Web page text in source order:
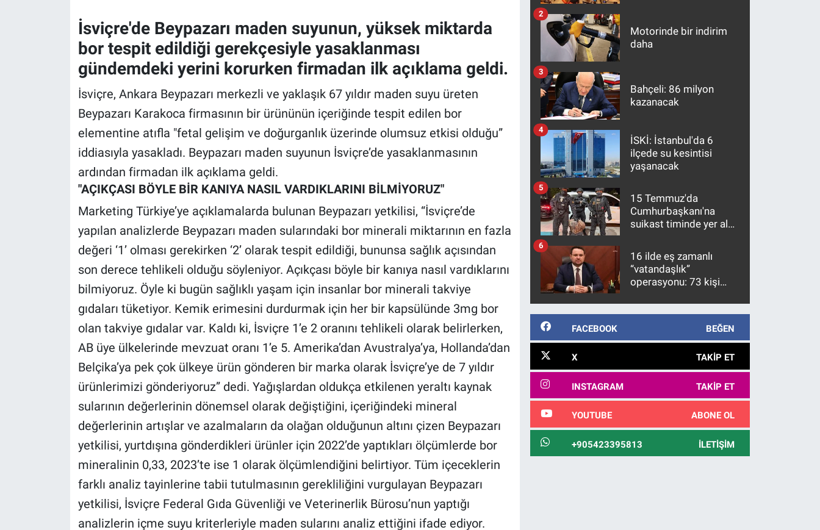
İsviçre'de Beypazarı maden suyunun, yüksek miktarda
bor tespit edildiği gerekçesiyle yasaklanması
gündemdeki yerini korurken firmadan ilk açıklama geldi.
İsviçre, Ankara Beypazarı merkezli ve yaklaşık 67 yıldır maden suyu üreten
Beypazarı Karakoca firmasının bir ürününün içeriğinde tespit edilen bor
elementine atıfla "fetal gelişim ve doğurganlık üzerinde olumsuz etkisi olduğu”
iddiasıyla yasakladı. Beypazarı maden suyunun İsviçre’de yasaklanmasının
ardından firmadan ilk açıklama geldi.
"AÇIKÇASI BÖYLE BİR KANIYA NASIL VARDIKLARINI BİLMİYORUZ"
Marketing Türkiye’ye açıklamalarda bulunan Beypazarı yetkilisi, “İsviçre’de
yapılan analizlerde Beypazarı maden sularındaki bor minerali miktarının en fazla
değeri ‘1’ olması gerekirken ‘2’ olarak tespit edildiği, bununsa sağlık açısından
son derece tehlikeli olduğu söyleniyor. Açıkçası böyle bir kanıya nasıl vardıklarını
bilmiyoruz. Öyle ki bugün sağlıklı yaşam için insanlar bor minerali takviye
gıdaları tüketiyor. Kemik erimesini durdurmak için her bir kapsülünde 3mg bor
olan takviye gıdalar var. Kaldı ki, İsviçre 1’e 2 oranını tehlikeli olarak belirlerken,
AB üye ülkelerinde mevzuat oranı 1’e 5. Amerika’dan Avustralya’ya, Hollanda’dan
Belçika’ya pek çok ülkeye ürün gönderen bir marka olarak İsviçre’ye de 7 yıldır
ürünlerimizi gönderiyoruz” dedi. Yağışlardan oldukça etkilenen yeraltı kaynak
sularının değerlerinin dönemsel olarak değiştiğini, içeriğindeki mineral
değerlerinin artışlar ve azalmaların da olağan olduğunun altını çizen Beypazarı
yetkilisi, yurtdışına gönderdikleri ürünler için 2022’de yaptıkları ölçümlerde bor
mineralinin 0,33, 2023’te ise 1 olarak ölçümlendiğini belirtiyor. Tüm içeceklerin
farklı analiz tayinlerine tabii tutulmasının gerekliliğini vurgulayan Beypazarı
yetkilisi, İsviçre Federal Gıda Güvenliği ve Veterinerlik Bürosu’nun yaptığı
analizlerin içme suyu kriterleriyle maden sularını analiz ettiğini ifade ediyor.
Motorinde bir indirim
daha
2
Bahçeli: 86 milyon
kazanacak
3
İSKİ: İstanbul'da 6
ilçede su kesintisi
yaşanacak
4
15 Temmuz'da
Cumhurbaşkanı'na
suikast timinde yer alan
10 yıl sonra yakalandı
5
16 ilde eş zamanlı
“vatandaşlık”
operasyonu: 73 kişi
6
FACEBOOK BEĞEN
X TAKIP ET
INSTAGRAM TAKIP ET
YOUTUBE ABONE OL
+905423395813 İLETIŞIM
Gündem Özel
Günün görüntüsü
Koronavirüs
Kültür Sanat
Ne demişti
Programlar
Teknoloji
Türkiye'nin Geleceği
Türkiye'nin Gündemi
Yerel Gündem